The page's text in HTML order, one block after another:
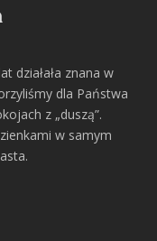
działała znana w
dla Państwa
z „duszą”.
w samym